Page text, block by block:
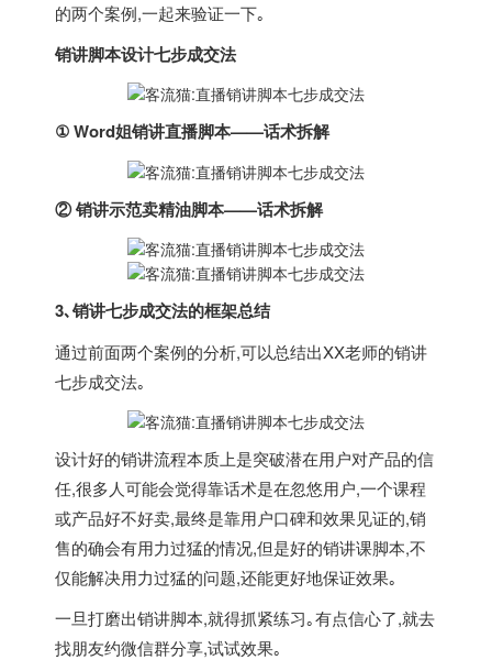
的两个案例,一起来验证一下｡
销讲脚本设计七步成交法
① Word姐销讲直播脚本——话术拆解
② 销讲示范卖精油脚本——话术拆解
3､销讲七步成交法的框架总结
通过前面两个案例的分析,可以总结出XX老师的销讲
七步成交法｡
设计好的销讲流程本质上是突破潜在用户对产品的信
任,很多人可能会觉得靠话术是在忽悠用户,一个课程
或产品好不好卖,最终是靠用户口碑和效果见证的,销
售的确会有用力过猛的情况,但是好的销讲课脚本,不
仅能解决用力过猛的问题,还能更好地保证效果｡
一旦打磨出销讲脚本,就得抓紧练习｡有点信心了,就去
找朋友约微信群分享,试试效果｡